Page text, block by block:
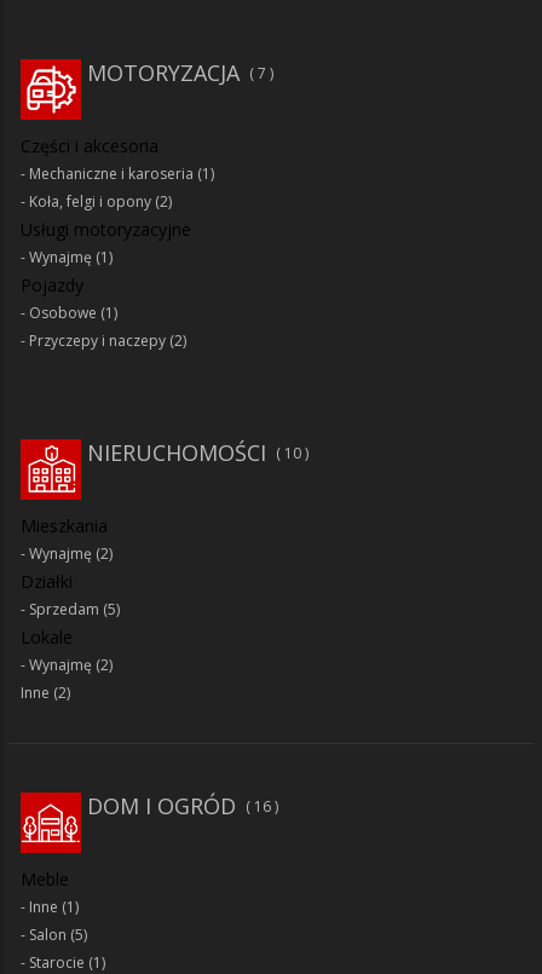
MOTORYZACJA 7
Części i akcesoria
Mechaniczne i karoseria (1)
Koła, felgi i opony (2)
Usługi motoryzacyjne
Wynajmę (1)
Pojazdy
Osobowe (1)
Przyczepy i naczepy (2)
NIERUCHOMOŚCI 10
Mieszkania
Wynajmę (2)
Działki
Sprzedam (5)
Lokale
Wynajmę (2)
Inne (2)
DOM I OGRÓD 16
Meble
Inne (1)
Salon (5)
Starocie (1)